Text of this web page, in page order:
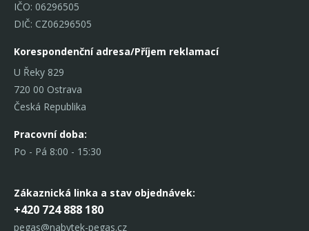
IČO: 06296505
DIČ: CZ06296505
Korespondenční adresa/Příjem reklamací
U Řeky 829
720 00 Ostrava
Česká Republika
Pracovní doba:
Po - Pá 8:00 - 15:30
Zákaznická linka a stav objednávek:
+420 724 888 180
pegas@nabytek-pegas.cz